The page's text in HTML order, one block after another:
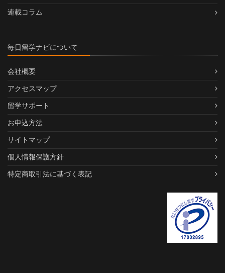
連載コラム
毎日留学ナビについて
会社概要
アクセスマップ
留学サポート
お申込方法
サイトマップ
個人情報保護方針
特定商取引法に基づく表記